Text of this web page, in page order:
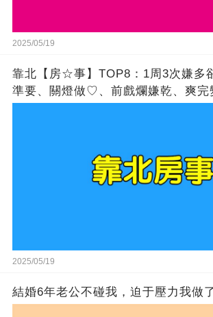
2025/05/19
靠北【房☆事】TOP8：1周3次嫌多
準要、關燈做♡、前戲爛嫌乾、爽完
2025/05/19
結婚6年老公不碰我，迫于壓力我做